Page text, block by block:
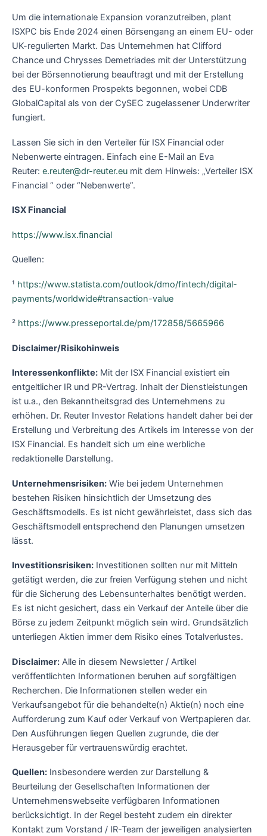
Um die internationale Expansion voranzutreiben, plant
ISXPC bis Ende 2024 einen Börsengang an einem EU- oder
UK-regulierten Markt. Das Unternehmen hat Clifford
Chance und Chrysses Demetriades mit der Unterstützung
bei der Börsennotierung beauftragt und mit der Erstellung
des EU-konformen Prospekts begonnen, wobei CDB
GlobalCapital als von der CySEC zugelassener Underwriter
fungiert.
Lassen Sie sich in den Verteiler für ISX Financial oder
Nebenwerte eintragen. Einfach eine E-Mail an Eva
Reuter: e.reuter@dr-reuter.eu mit dem Hinweis: „Verteiler ISX
Financial “ oder “Nebenwerte”.
ISX Financial
https://www.isx.financial
Quellen:
¹ https://www.statista.com/outlook/dmo/fintech/digital-
payments/worldwide#transaction-value
² https://www.presseportal.de/pm/172858/5665966
Disclaimer/Risikohinweis
Interessenkonflikte: Mit der ISX Financial existiert ein
entgeltlicher IR und PR-Vertrag. Inhalt der Dienstleistungen
ist u.a., den Bekanntheitsgrad des Unternehmens zu
erhöhen. Dr. Reuter Investor Relations handelt daher bei der
Erstellung und Verbreitung des Artikels im Interesse von der
ISX Financial. Es handelt sich um eine werbliche
redaktionelle Darstellung.
Unternehmensrisiken: Wie bei jedem Unternehmen
bestehen Risiken hinsichtlich der Umsetzung des
Geschäftsmodells. Es ist nicht gewährleistet, dass sich das
Geschäftsmodell entsprechend den Planungen umsetzen
lässt.
Investitionsrisiken: Investitionen sollten nur mit Mitteln
getätigt werden, die zur freien Verfügung stehen und nicht
für die Sicherung des Lebensunterhaltes benötigt werden.
Es ist nicht gesichert, dass ein Verkauf der Anteile über die
Börse zu jedem Zeitpunkt möglich sein wird. Grundsätzlich
unterliegen Aktien immer dem Risiko eines Totalverlustes.
Disclaimer: Alle in diesem Newsletter / Artikel
veröffentlichten Informationen beruhen auf sorgfältigen
Recherchen. Die Informationen stellen weder ein
Verkaufsangebot für die behandelte(n) Aktie(n) noch eine
Aufforderung zum Kauf oder Verkauf von Wertpapieren dar.
Den Ausführungen liegen Quellen zugrunde, die der
Herausgeber für vertrauenswürdig erachtet.
Quellen: Insbesondere werden zur Darstellung &
Beurteilung der Gesellschaften Informationen der
Unternehmenswebseite verfügbaren Informationen
berücksichtigt. In der Regel besteht zudem ein direkter
Kontakt zum Vorstand / IR-Team der jeweiligen analysierten